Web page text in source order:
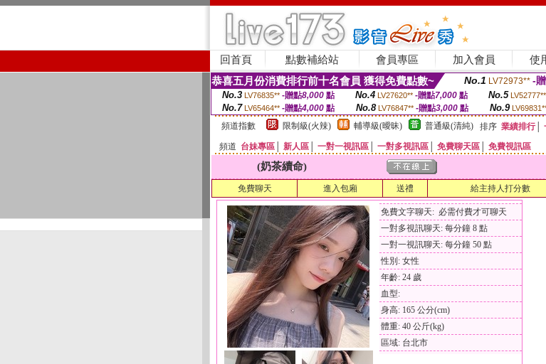
回首頁 點數補給站 會員專區 加入會員 使
恭喜五月份消費排行前十名會員 獲得免費點數~ No.1 LV72973** -
No.3 LV76835** -贈點8,000點 No.4 LV27620** -贈點7,000點 No.5 LV52777**
No.7 LV65464** -贈點4,000 點 No.8 LV76847** -贈點3,000 點 No.9
頻道指數
限制級(火辣) 輔導級(曖昧) 普通級(清純) 排序 業績排行│
頻道 台妹專區 新人區 一對一視訊區 一對多視訊區 免費聊天區 免費視訊區
(奶茶續命)
免費聊天 進入包廂 送禮 給主持人打分數
免費文字聊天: 必需付費才可聊天
一對多視訊聊天: 每分鐘 8 點
一對一視訊聊天: 每分鐘 50 點
性別: 女性
年齡: 24 歲
血型:
身高: 165 公分(cm)
體重: 40 公斤(kg)
區域: 台北市